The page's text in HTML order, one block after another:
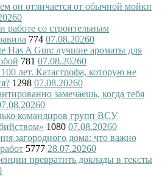
он отличается от обычной мойки
0
работе со строительным
774 07.08.20260
Has A Gun: лучшие ароматы для
781 07.08.20260
лет. Катастрофа, которую не
1298 07.08.20260
замечаешь, когда тебя
0
командиров групп ВСУ
1080 07.08.20260
загородного дома: что важно
5777 28.07.20260
превратить доклады в тексты